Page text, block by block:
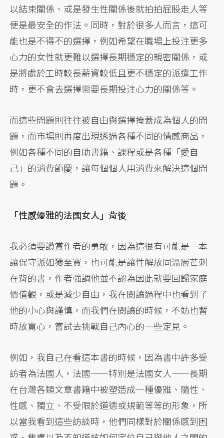
以結束關係、或是發生性關係後就拍拍屁股走人等
便是最安全的作法。同時，對於很多人而言，這可
能也是不得不的選擇，例如希望在職場上投注更多
心力的女性就更難以選擇長期穩定的親密關係，或
是將處於工時較長薪資較低且更不穩定的派遣工作
時，更不會去選擇需要長期投注心力的關係等。
而這些問題則往往被自由與選擇掩蓋成為個人的問
題，而市場則再度出現透過各種不同的情感商品，
例如各種不同的自助書籍、課程或是各種「愛自
己」的消費節慶，讓每個個人用消費來解決這個問
題。
「性感優雅的法國女人」背後
我必須要讚賞作者的勇敢，因為這很有可能是一本
讓保守派如獲至寶，也可能是讓性解放同溫層芒刺
在背的書，作者強調他並不認為因此就要回歸家庭
價值觀，或是減少自由，我在閱讀過程中也看到了
他的小心與謹慎，而我們在閱讀的時候，不妨也暫
時放寬心，嘗試去挑戰自己內心的一些定見。
例如，我自己在看這本書的時候，因為書中許多受
訪者為法國人，法國——特別是法國女人——長期
在台灣各類文章書籍中被塑造成一種優雅、隨性、
性感、獨立、不受限於道德或規範等等的形象，所
以當我看到這些訪談時，他們同樣對於關係感到困